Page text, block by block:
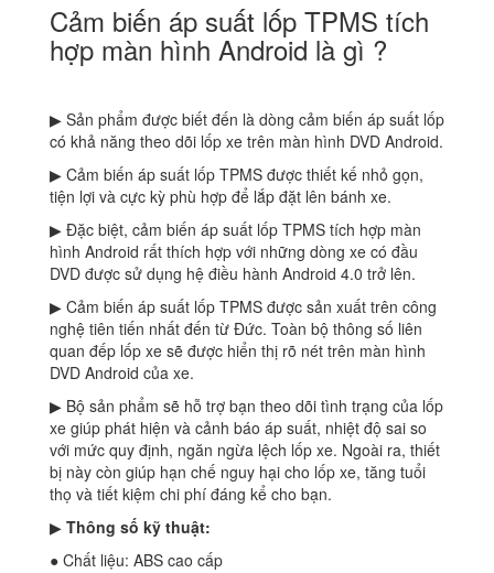
Cảm biến áp suất lốp TPMS tích
hợp màn hình Android là gì ?
▶ Sản phẩm được biết đến là dòng cảm biến áp suất lốp
có khả năng theo dõi lốp xe trên màn hình DVD Android.
▶ Cảm biến áp suất lốp TPMS được thiết kế nhỏ gọn,
tiện lợi và cực kỳ phù hợp để lắp đặt lên bánh xe.
▶ Đặc biệt, cảm biến áp suất lốp TPMS tích hợp màn
hình Android rất thích hợp với những dòng xe có đầu
DVD được sử dụng hệ điều hành Android 4.0 trở lên.
▶ Cảm biến áp suất lốp TPMS được sản xuất trên công
nghệ tiên tiến nhất đến từ Đức. Toàn bộ thông số liên
quan đếp lốp xe sẽ được hiển thị rõ nét trên màn hình
DVD Android của xe.
▶ Bộ sản phẩm sẽ hỗ trợ bạn theo dõi tình trạng của lốp
xe giúp phát hiện và cảnh báo áp suất, nhiệt độ sai so
với mức quy định, ngăn ngừa lệch lốp xe. Ngoài ra, thiết
bị này còn giúp hạn chế nguy hại cho lốp xe, tăng tuổi
thọ và tiết kiệm chi phí đáng kể cho bạn.
▶ Thông số kỹ thuật:
● Chất liệu: ABS cao cấp